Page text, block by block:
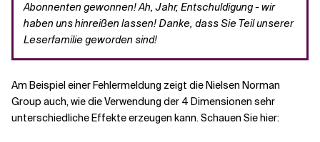
Abonnenten gewonnen!Ah, Jahr, Entschuldigung - wir
haben uns hinreißen lassen! Danke, dass Sie Teil unserer
Leserfamilie geworden sind!
Am Beispiel einer Fehlermeldung zeigt die Nielsen Norman
Group auch, wie die Verwendung der 4 Dimensionen sehr
unterschiedliche Effekte erzeugen kann. Schauen Sie hier: